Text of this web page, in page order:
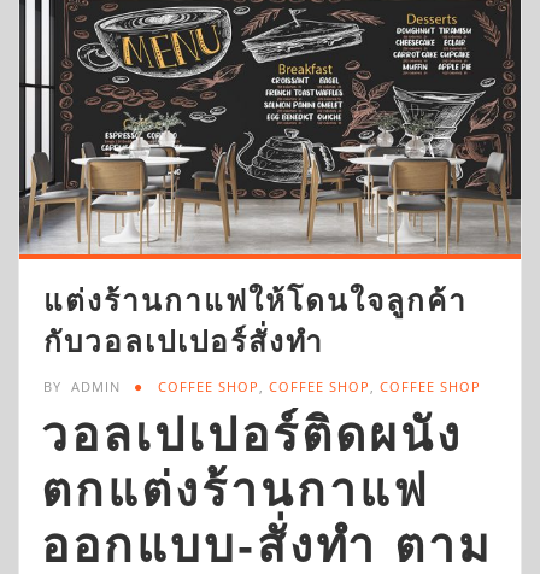
แต่งร้านกาแฟให้โดนใจลูกค้า
กับวอลเปเปอร์สั่งทำ
BY ADMIN COFFEE SHOP , COFFEE SHOP , COFFEE SHOP
วอลเปเปอร์ติดผนัง
ตกแต่งร้านกาแฟ
ออกแบบ-สั่งทำ ตาม